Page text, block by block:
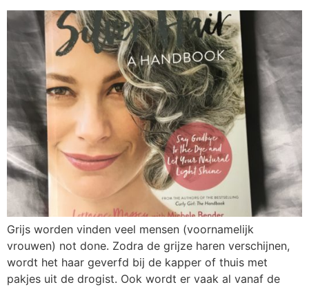
Grijs worden vinden veel mensen (voornamelijk
vrouwen) not done. Zodra de grijze haren verschijnen,
wordt het haar geverfd bij de kapper of thuis met
pakjes uit de drogist. Ook wordt er vaak al vanaf de